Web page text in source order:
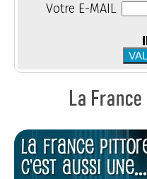
Votre E-MAIL